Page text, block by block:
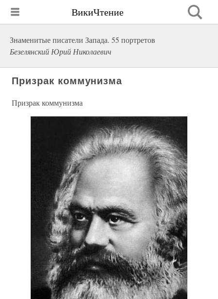
ВикиЧтение
Знаменитые писатели Запада. 55 портретов
Безелянский Юрий Николаевич
Призрак коммунизма
Призрак коммунизма